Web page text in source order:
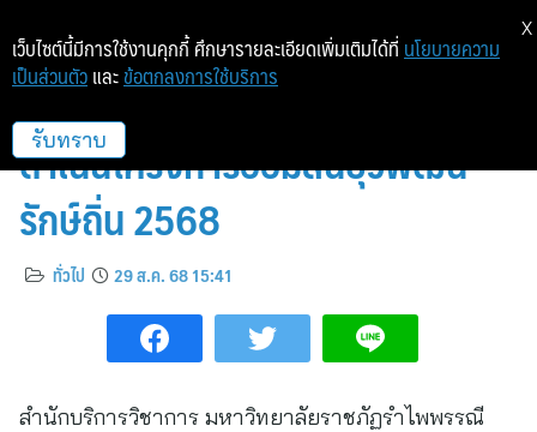
รำไพฯ เปิดเวทีนำเสนอผลการ
ดำเนินโครงการออมสินยุวพัฒน์
รักษ์ถิ่น 2568
ทั่วไป 29 ส.ค. 68 15:41
สำนักบริการวิชาการ มหาวิทยาลัยราชภัฏรำไพพรรณี
เว็บไซต์นี้มีการใช้งานคุกกี้ ศึกษารายละเอียดเพิ่มเติมได้ที่ นโยบายความ
เป็นส่วนตัว และ ข้อตกลงการใช้บริการ
รับทราบ
X